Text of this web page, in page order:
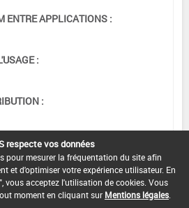
ENTRE APPLICATIONS :
:
:
:
respecte vos données
pour mesurer la fréquentation du site afin
et d'optimiser votre expérience utilisateur. En
vous acceptez l'utilisation de cookies. Vous
moment en cliquant sur Mentions légales